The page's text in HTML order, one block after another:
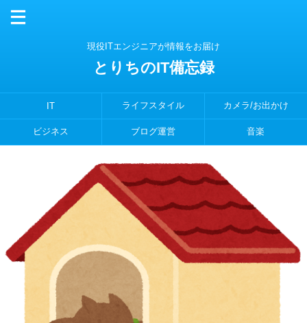
現役ITエンジニアが情報をお届け
とりちのIT備忘録
IT ライフスタイル カメラ/お出かけ
ビジネス ブログ運営 音楽